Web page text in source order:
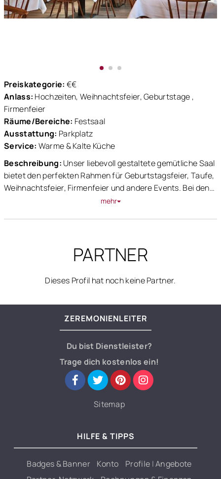
Preiskategorie: €€
Anlass: Hochzeiten, Weihnachtsfeier, Geburtstage ,
Firmenfeier
Räume/Bereiche: Festsaal
Ausstattung: Parkplatz
Service: Warme & Kalte Küche
Beschreibung:
bietet den perfekten Rahmen für Geburtstagsfeier, Taufe,
Weihnachtsfeier, Firmenfeier und andere Events. Bei den
Speisen legen wir viel Wert auf Saisonalität und
mehr
PARTNER
Dieses Profil hat noch keine Partner.
ZEREMONIENLEITER
Du bist Dienstleister?
Trage dich kostenlos ein!
Sitemap
HILFE & TIPPS
Badges & Banner Konto Profile |Angebote